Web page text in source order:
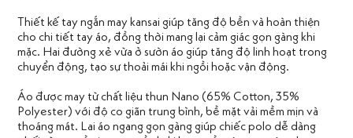
Thiết kế tay ngắn may kansai giúp tăng độ bền và hoàn thiện
cho chi tiết tay áo, đồng thời mang lại cảm giác gọn gàng khi
mặc. Hai đường xẻ vừa ở sườn áo giúp tăng độ linh hoạt trong
chuyển động, tạo sự thoải mái khi ngồi hoặc vận động.
Áo được may từ chất liệu thun Nano (65% Cotton, 35%
Polyester) với độ co giãn trung bình, bề mặt vải mềm mịn và
thoáng mát. Lai áo ngang gọn gàng giúp chiếc polo dễ dàng